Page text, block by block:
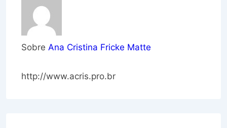
Sobre Ana Cristina Fricke Matte
http://www.acris.pro.br